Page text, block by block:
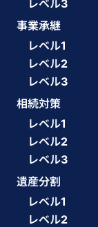
レベル3
事業承継
レベル1
レベル2
レベル3
相続対策
レベル1
レベル2
レベル3
遺産分割
レベル1
レベル2